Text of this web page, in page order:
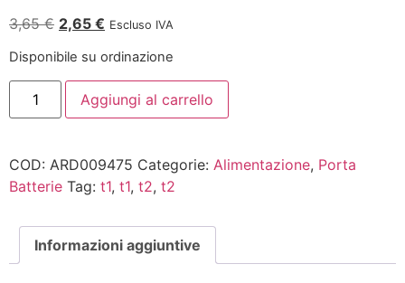
3,65€ 2,65 € Escluso IVA
Disponibile su ordinazione
Aggiungi al carrello
COD: ARD009475 Categorie: Alimentazione, Porta
Batterie Tag: t1, t1, t2, t2
Informazioni aggiuntive